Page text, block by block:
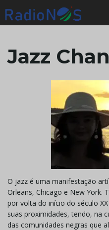
Jazz
O jazz é uma manifestação
Orleans, Chicago e New York.
por volta do início do século
suas proximidades, tendo, na
das comunidades negras que